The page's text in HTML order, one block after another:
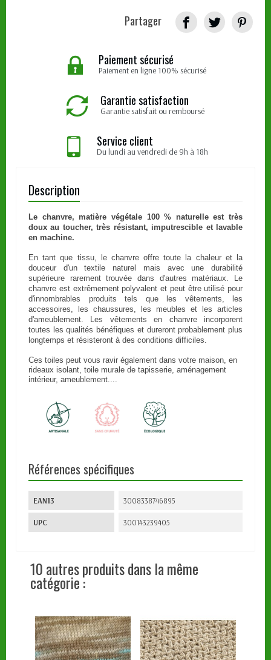
Partager
Paiement sécurisé
Paiement en ligne 100% sécurisé
Garantie satisfaction
Garantie satisfait ou remboursé
Service client
Du lundi au vendredi de 9h à 18h
Description
Le chanvre, matière végétale 100 % naturelle est très
doux au toucher, très résistant, imputrescible et lavable
en machine.
En tant que tissu, le chanvre offre toute la chaleur et la
douceur d'un textile naturel mais avec une durabilité
supérieure rarement trouvée dans d'autres matériaux. Le
chanvre est extrêmement polyvalent et peut être utilisé pour
d'innombrables produits tels que les vêtements, les
accessoires, les chaussures, les meubles et les articles
d'ameublement. Les vêtements en chanvre incorporent
toutes les qualités bénéfiques et dureront probablement plus
longtemps et résisteront à des conditions difficiles.
Ces toiles peut vous ravir également dans votre maison, en
rideaux isolant, toile murale de tapisserie, aménagement
intérieur, ameublement....
Références spécifiques
EAN13 3008338746895
UPC 300143239405
10 autres produits dans la même
catégorie :